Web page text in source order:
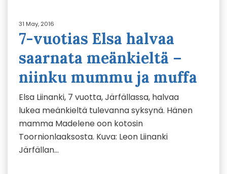
31 May, 2016
7-vuotias Elsa halvaa
saarnata meänkieltä –
niinku mummu ja muffa
Elsa Liinanki, 7 vuotta, Järfällassa, halvaa
lukea meänkieltä tulevanna syksynä. Hänen
mamma Madelene oon kotosin
Toornionlaaksosta. Kuva: Leon Liinanki
Järfällan…